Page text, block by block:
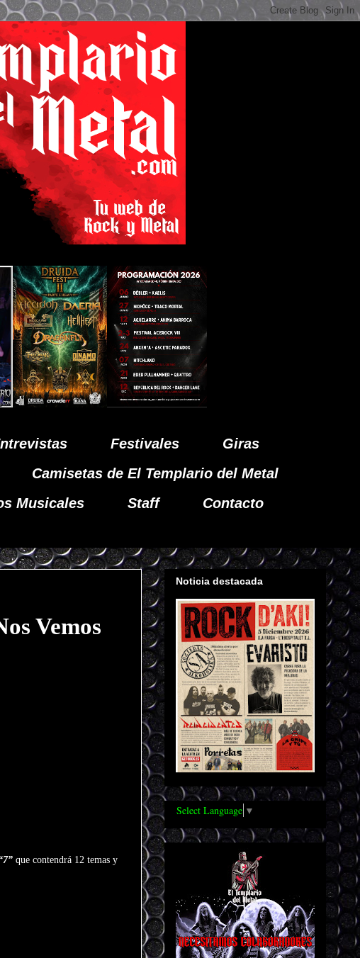
Festivales
Giras
Camisetas de El Templario del Metal
Musicales Staff
Contacto
Vemos
que contendrá 12 temas y
Noticia destacada
Select Language ▼